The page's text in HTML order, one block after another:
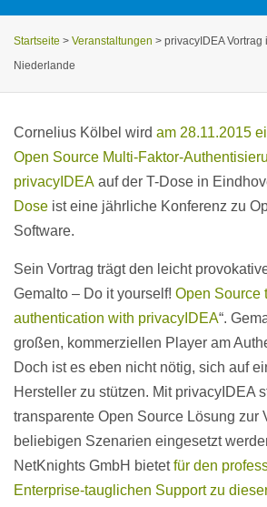
Startseite > Veranstaltungen > privacyIDEA
Niederlande
Cornelius Kölbel wird am 28.11.2015
Open Source Multi-Faktor-
privacyIDEA auf der T-Dose in
Dose ist eine jährliche Konferenz zu
Software.
Sein Vortrag trägt den leicht
Gemalto – Do it yourself! Open Source
authentication with privacyIDEA“.
großen, kommerziellen Player am
Doch ist es eben nicht nötig, sich auf
Hersteller zu stützen. Mit privacyIDEA
transparente Open Source Lösung zur
beliebigen Szenarien eingesetzt
NetKnights GmbH bietetfür den
Enterprise-tauglichen Support zu